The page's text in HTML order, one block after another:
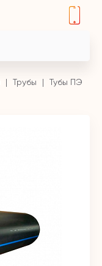
Трубы
Тубы ПЭ